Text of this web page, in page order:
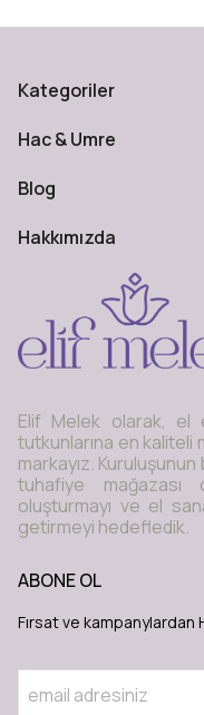
Kategoriler
Hac & Umre
Blog
Hakkımızda
Elif Melek olarak, el
tutkunlarına en kaliteli
markayız.
tuhafiye mağazası
oluşturmayı ve el
getirmeyi hedefledik.
ABONE OL
Fırsat ve kampanylardan